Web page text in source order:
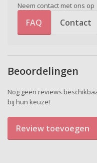
Neem contact met ons op
FAQ Contact
Beoordelingen
Nog geen reviews
bij hun keuze!
Review toevoegen